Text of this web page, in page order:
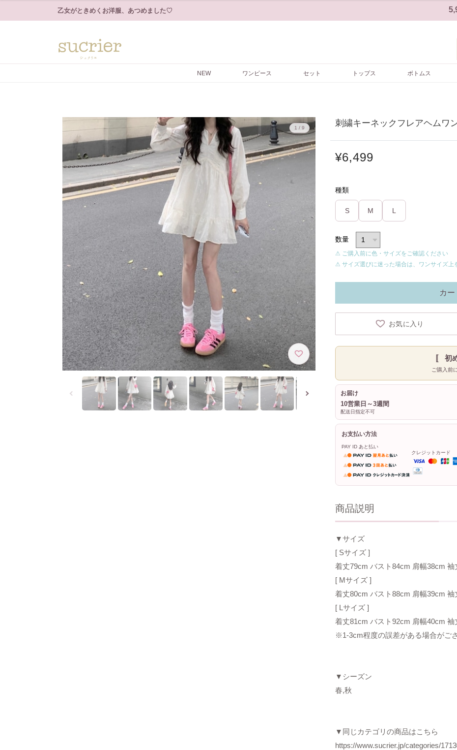
乙女がときめくお洋服、あつめました♡
NEW ワンピース セット トップス ボトムス
刺繍キーネックフレアヘムワ
1 / 9
¥6,499
種類
S M L
数量
⚠ ご購入前に色・サイズをご確認ください
⚠ サイズ選びに迷った場合は、ワンサイズ上
カ
お気に入り
〚 初
ご購入前
お届け
10営業日～3週間
配送日指定不可
お支払い方法
PAY ID あと払い
クレジットカード
商品説明
▼サイズ
[ Sサイズ ]
着丈79cm バスト84cm 肩幅38cm 袖
[ Mサイズ ]
着丈80cm バスト88cm 肩幅39cm 袖
[ Lサイズ ]
着丈81cm バスト92cm 肩幅40cm 袖
※1-3cm程度の誤差がある場合がご
▼シーズン
春,秋
▼同じカテゴリの商品はこちら
https://www.sucrier.jp/categories/